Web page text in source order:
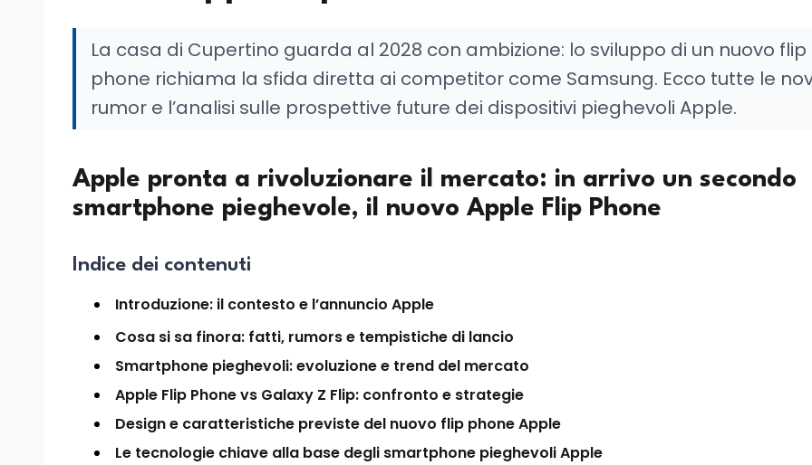
La casa di Cupertino guarda al 2028 con ambizione: lo sviluppo di un nuovo flip
phone richiama la sfida diretta ai competitor come Samsung. Ecco tutte le
rumor e l’analisi sulle prospettive future dei dispositivi pieghevoli Apple.
Apple pronta a rivoluzionare il mercato: in arrivo un secondo
smartphone pieghevole, il nuovo Apple Flip Phone
Indice dei contenuti
Introduzione: il contesto e l’annuncio Apple
Cosa si sa finora: fatti, rumors e tempistiche di lancio
Smartphone pieghevoli: evoluzione e trend del mercato
Apple Flip Phone vs Galaxy Z Flip: confronto e strategie
Design e caratteristiche previste del nuovo flip phone Apple
Le tecnologie chiave alla base degli smartphone pieghevoli Apple